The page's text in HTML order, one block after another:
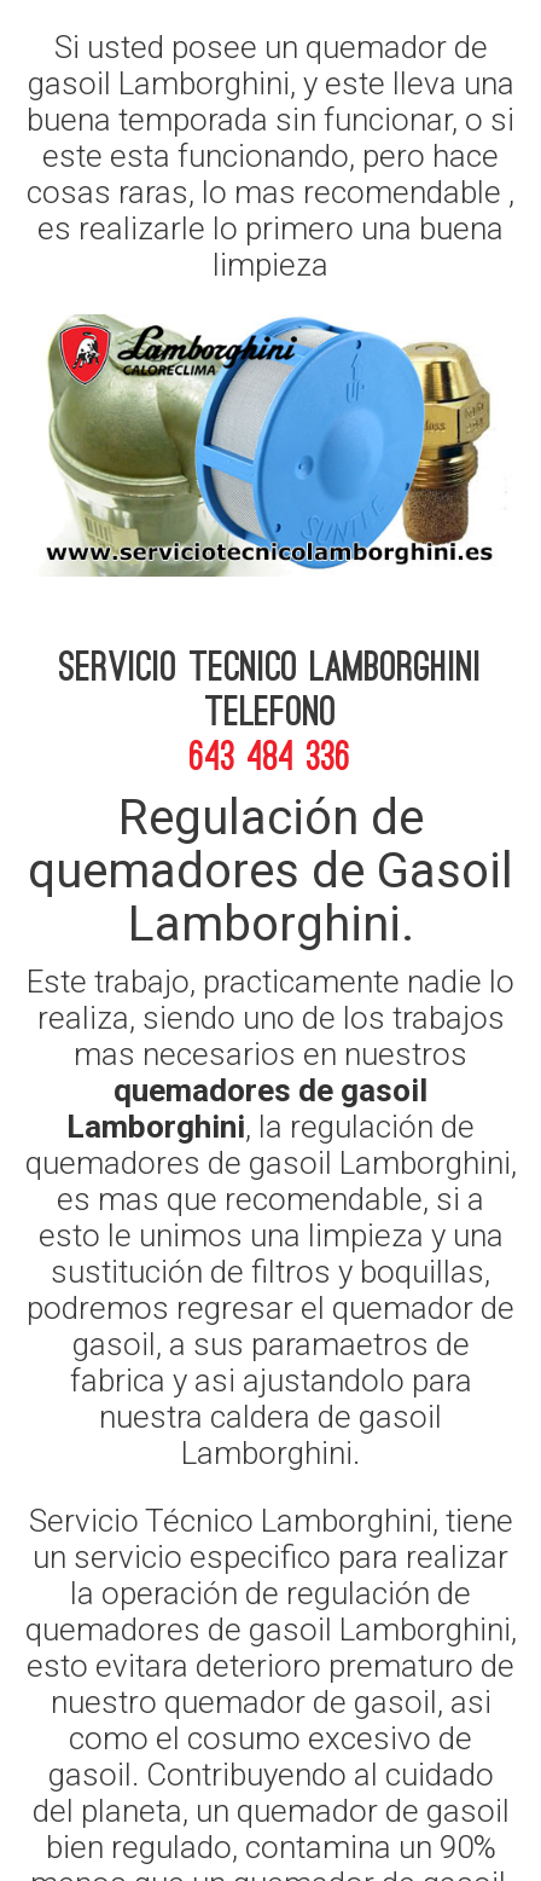
Si usted posee un quemador de
gasoil Lamborghini, y este lleva una
buena temporada sin funcionar, o si
este esta funcionando, pero hace
cosas raras, lo mas recomendable ,
es realizarle lo primero una buena
limpieza
Servicio Tecnico Lamborghini
telefono
643 484 336
Regulación de
quemadores de Gasoil
Lamborghini.
Este trabajo, practicamente nadie lo
realiza, siendo uno de los trabajos
mas necesarios en nuestros
quemadores de gasoil
Lamborghini, la regulación de
quemadores de gasoil Lamborghini,
es mas que recomendable, si a
esto le unimos una limpieza y una
sustitución de filtros y boquillas,
podremos regresar el quemador de
gasoil, a sus paramaetros de
fabrica y asi ajustandolo para
nuestra caldera de gasoil
Lamborghini.
Servicio Técnico Lamborghini, tiene
un servicio especifico para realizar
la operación de regulación de
quemadores de gasoil Lamborghini,
esto evitara deterioro prematuro de
nuestro quemador de gasoil, asi
como el cosumo excesivo de
gasoil. Contribuyendo al cuidado
del planeta, un quemador de gasoil
bien regulado, contamina un 90%